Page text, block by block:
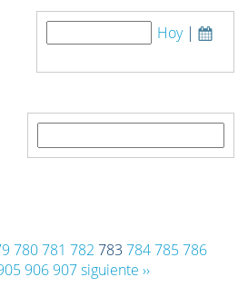
Hoy|
780 781 782 783 784 785 786
906 907 siguiente ››